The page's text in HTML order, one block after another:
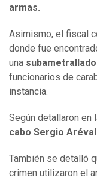
armas.
Asimismo, el fiscal
donde fue
una
funcionarios de
instancia.
Según detallaron en
cabo Sergio
También se detalló
crimen utilizaron el